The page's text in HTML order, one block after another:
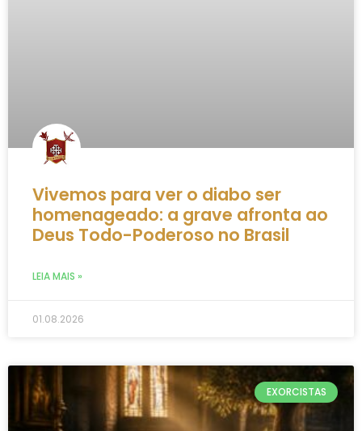
Vivemos para ver o diabo ser
homenageado: a grave afronta ao
Deus Todo-Poderoso no Brasil
LEIA MAIS »
01.08.2026
EXORCISTAS